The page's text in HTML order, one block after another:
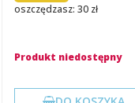
oszczędzasz: 30 zł
Produkt niedostępny